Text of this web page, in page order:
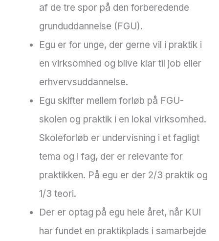
af de tre spor på den forberedende
grunduddannelse (FGU).
Egu er for unge, der gerne vil i praktik i
en virksomhed og blive klar til job eller
erhvervsuddannelse.
Egu skifter mellem forløb på FGU-
skolen og praktik i en lokal virksomhed.
Skoleforløb er undervisning i et fagligt
tema og i fag, der er relevante for
praktikken. På egu er der 2/3 praktik og
1/3 teori.
Der er optag på egu hele året, når KUI
har fundet en praktikplads i samarbejde